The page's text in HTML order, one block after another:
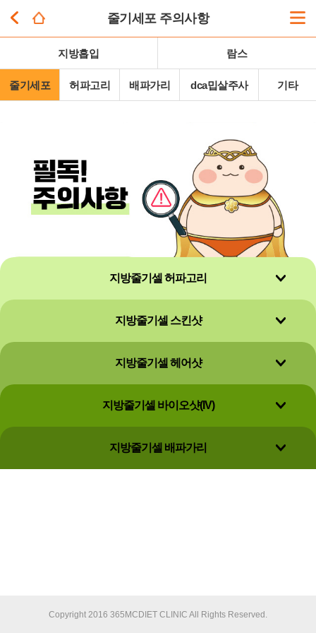
줄기세포 주의사항
지방흡입 람스
줄기세포 허파고리 배파가리 dca밉살주사 기타
지방줄기셀 허파고리
지방줄기셀 스킨샷
지방줄기셀 헤어샷
지방줄기셀 바이오샷(IV)
지방줄기셀 배파가리
Copyright 2016 365MCDIET CLINIC All Rights Reserved.